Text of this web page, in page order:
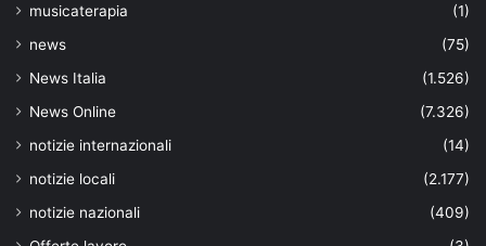
musicaterapia
(1)
news
(75)
News Italia
(1.526)
News Online
(7.326)
notizie internazionali
(14)
notizie locali
(2.177)
notizie nazionali
(409)